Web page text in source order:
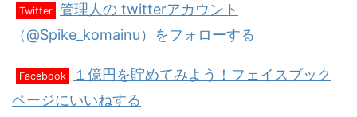
Twitter 管理人の twitterアカウント
（@Spike_komainu）をフォローする
Facebook
１億円を貯めてみよう！フェイスブック
ページにいいねする